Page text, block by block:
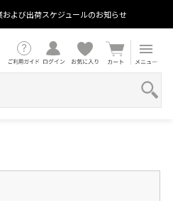
および出荷スケジュールのお知らせ